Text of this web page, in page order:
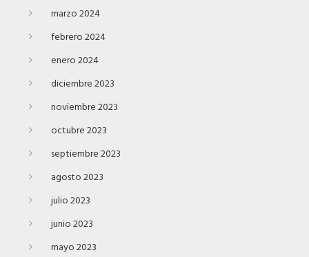
marzo 2024
febrero 2024
enero 2024
diciembre 2023
noviembre 2023
octubre 2023
septiembre 2023
agosto 2023
julio 2023
junio 2023
mayo 2023